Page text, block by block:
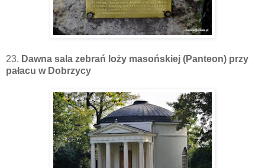
23. Dawna sala zebrań loży masońskiej (Panteon) przy
pałacu w Dobrzycy